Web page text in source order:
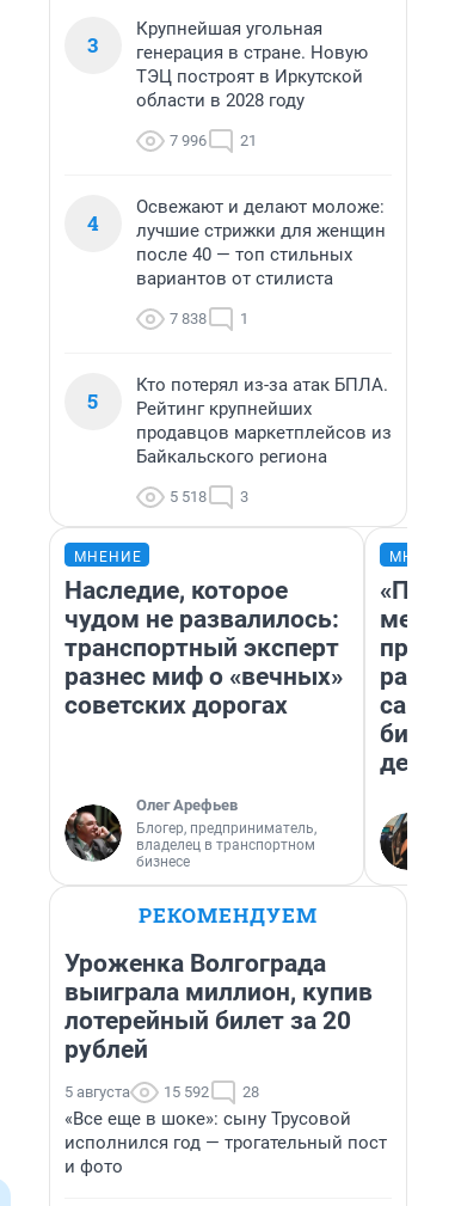
3
Крупнейшая угольная
генерация в стране. Новую
ТЭЦ построят в Иркутской
области в 2028 году
7 996 21
4
Освежают и делают моложе:
лучшие стрижки для женщин
после 40 — топ стильных
вариантов от стилиста
7 838 1
5
Кто потерял из-за атак БПЛА.
Рейтинг крупнейших
продавцов маркетплейсов из
Байкальского региона
5 518 3
МНЕНИЕ
Наследие, которое
чудом не развалилось:
транспортный эксперт
разнес миф о «вечных»
советских дорогах
Олег Арефьев
Блогер, предприниматель,
владелец в транспортном
бизнесе
РЕКОМЕНДУЕМ
Уроженка Волгограда
выиграла миллион, купив
лотерейный билет за 20
рублей
5 августа 15 592 28
«Все еще в шоке»: сыну Трусовой
исполнился год — трогательный пост
и фото